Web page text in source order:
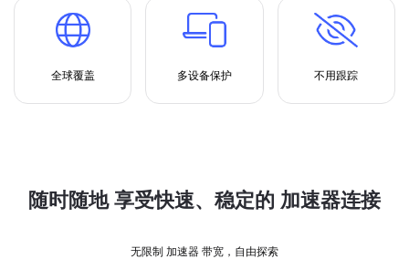
全球覆盖 多设备保护 不用跟踪
随时随地 享受快速、稳定的 加速器连接
无限制 加速器 带宽，自由探索